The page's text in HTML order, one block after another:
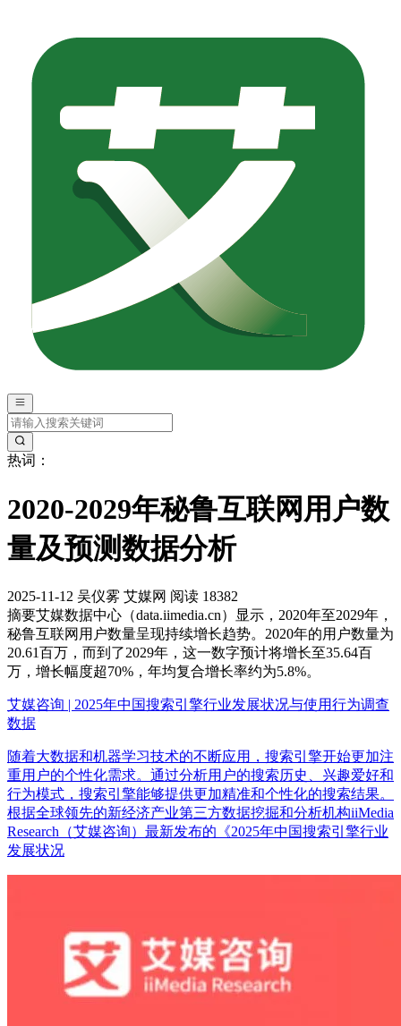
热词：
2020-2029年秘鲁互联网用户数
量及预测数据分析
2025-11-12 吴仪雾 艾媒网 阅读 18382
摘要艾媒数据中心（data.iimedia.cn）显示，2020年至2029年，
秘鲁互联网用户数量呈现持续增长趋势。2020年的用户数量为
20.61百万，而到了2029年，这一数字预计将增长至35.64百
万，增长幅度超70%，年均复合增长率约为5.8%。
艾媒咨询 | 2025年中国搜索引擎行业发展状况与使用行为调查
数据
随着大数据和机器学习技术的不断应用，搜索引擎开始更加注
重用户的个性化需求。通过分析用户的搜索历史、兴趣爱好和
行为模式，搜索引擎能够提供更加精准和个性化的搜索结果。
根据全球领先的新经济产业第三方数据挖掘和分析机构iiMedia
Research（艾媒咨询）最新发布的《2025年中国搜索引擎行业
发展状况